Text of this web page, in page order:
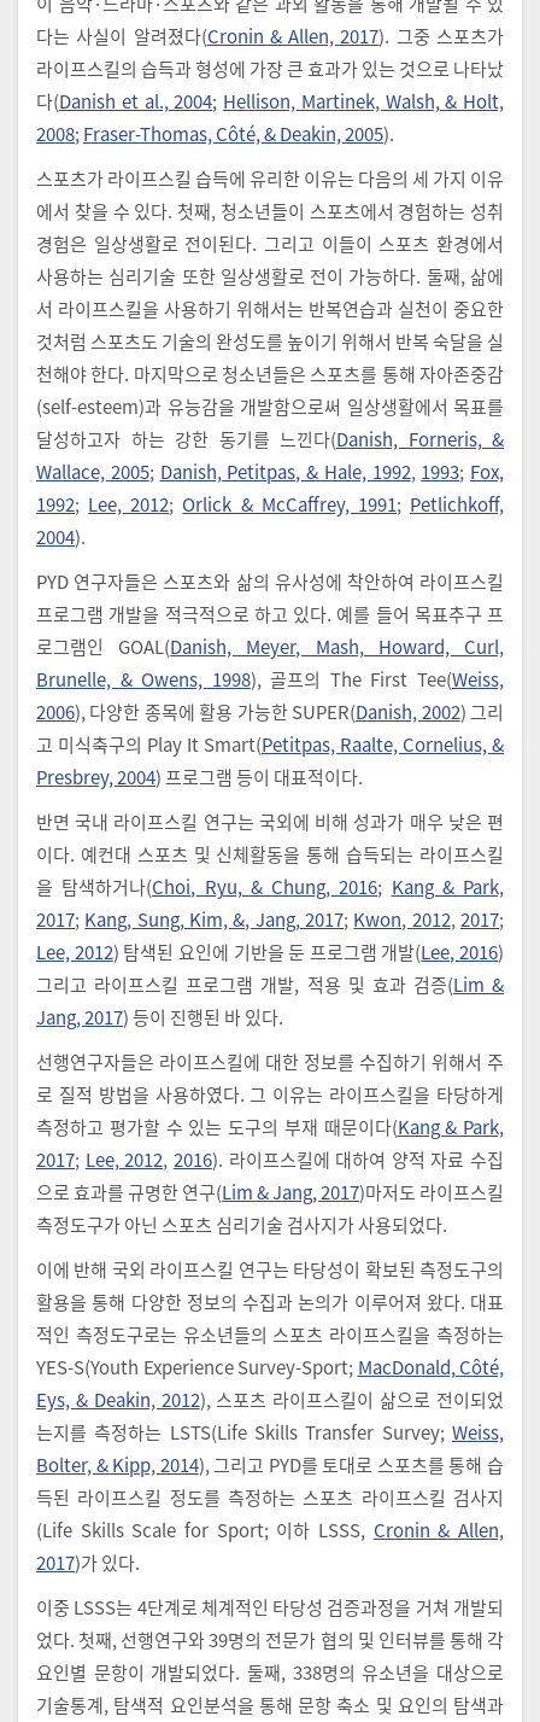
다는 사실이 알려졌다(Cronin & Allen, 2017). 그중 스포츠가
라이프스킬의 습득과 형성에 가장 큰 효과가 있는 것으로 나타났
다(Danish et al., 2004; Hellison, Martinek, Walsh, & Holt,
2008; Fraser-Thomas, Côté, & Deakin, 2005).
스포츠가 라이프스킬 습득에 유리한 이유는 다음의 세 가지 이유
에서 찾을 수 있다. 첫째, 청소년들이 스포츠에서 경험하는 성취
경험은 일상생활로 전이된다. 그리고 이들이 스포츠 환경에서
사용하는 심리기술 또한 일상생활로 전이 가능하다. 둘째, 삶에
서 라이프스킬을 사용하기 위해서는 반복연습과 실천이 중요한
것처럼 스포츠도 기술의 완성도를 높이기 위해서 반복 숙달을 실
천해야 한다. 마지막으로 청소년들은 스포츠를 통해 자아존중감
(self-esteem)과 유능감을 개발함으로써 일상생활에서 목표를
달성하고자 하는 강한 동기를 느낀다(Danish, Forneris, &
Wallace, 2005; Danish, Petitpas, & Hale, 1992, 1993; Fox,
1992; Lee, 2012; Orlick & McCaffrey, 1991; Petlichkoff,
2004).
PYD 연구자들은 스포츠와 삶의 유사성에 착안하여 라이프스킬
프로그램 개발을 적극적으로 하고 있다. 예를 들어 목표추구 프
로그램인 GOAL(Danish, Meyer, Mash, Howard, Curl,
Brunelle, & Owens, 1998), 골프의 The First Tee(Weiss,
2006), 다양한 종목에 활용 가능한 SUPER(Danish, 2002) 그리
고 미식축구의 Play It Smart(Petitpas, Raalte, Cornelius, &
Presbrey, 2004) 프로그램 등이 대표적이다.
반면 국내 라이프스킬 연구는 국외에 비해 성과가 매우 낮은 편
이다. 예컨대 스포츠 및 신체활동을 통해 습득되는 라이프스킬
을 탐색하거나(Choi, Ryu, & Chung, 2016; Kang & Park,
2017; Kang, Sung, Kim, &, Jang, 2017; Kwon, 2012,2017;
Lee, 2012) 탐색된 요인에 기반을 둔 프로그램 개발(Lee, 2016)
그리고 라이프스킬 프로그램 개발, 적용 및 효과 검증(Lim &
Jang, 2017) 등이 진행된 바 있다.
선행연구자들은 라이프스킬에 대한 정보를 수집하기 위해서 주
로 질적 방법을 사용하였다. 그 이유는 라이프스킬을 타당하게
측정하고 평가할 수 있는 도구의 부재 때문이다(Kang & Park,
2017; Lee, 2012, 2016). 라이프스킬에 대하여 양적 자료 수집
으로 효과를 규명한 연구(Lim & Jang, 2017)마저도 라이프스킬
측정도구가 아닌 스포츠 심리기술 검사지가 사용되었다.
이에 반해 국외 라이프스킬 연구는 타당성이 확보된 측정도구의
활용을 통해 다양한 정보의 수집과 논의가 이루어져 왔다. 대표
적인 측정도구로는 유소년들의 스포츠 라이프스킬을 측정하는
YES-S(Youth Experience Survey-Sport; MacDonald, Côté,
Eys, & Deakin, 2012), 스포츠 라이프스킬이 삶으로 전이되었
는지를 측정하는 LSTS(Life Skills Transfer Survey; Weiss,
Bolter, & Kipp, 2014), 그리고 PYD를 토대로 스포츠를 통해 습
득된 라이프스킬 정도를 측정하는 스포츠 라이프스킬 검사지
(Life Skills Scale for Sport; 이하 LSSS, Cronin & Allen,
2017)가 있다.
이중 LSSS는 4단계로 체계적인 타당성 검증과정을 거쳐 개발되
었다. 첫째, 선행연구와 39명의 전문가 협의 및 인터뷰를 통해 각
요인별 문항이 개발되었다. 둘째, 338명의 유소년을 대상으로
기술통계, 탐색적 요인분석을 통해 문항 축소 및 요인의 탐색과